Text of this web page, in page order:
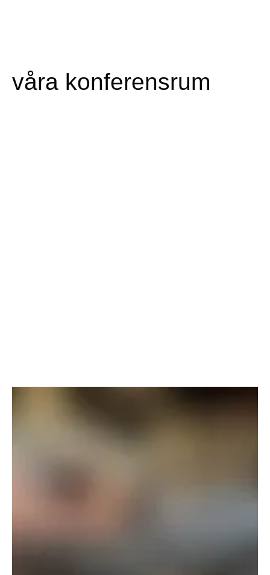
våra konferensrum